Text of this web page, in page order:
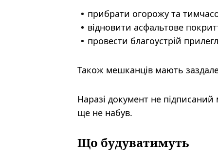
прибрати огорожу та
відновити асфальтове
провести благоустрій
Також мешканців мають
Наразі документ не
ще не набув.
Що будуватимуть